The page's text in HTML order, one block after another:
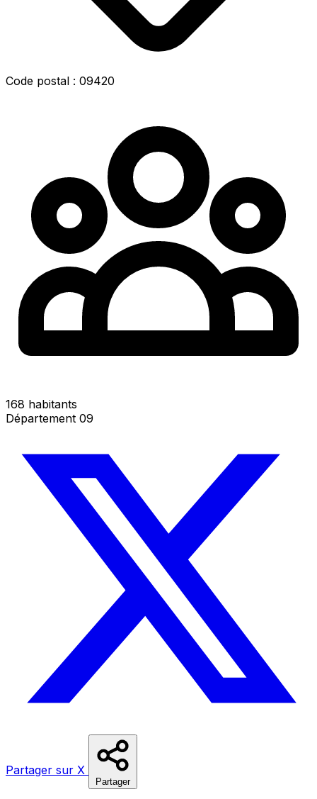
Code postal : 09420
168 habitants
Département 09
Partager sur X
Partager